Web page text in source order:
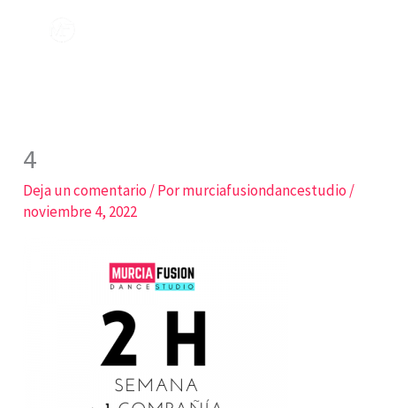
4
Deja un comentario / Pormurciafusiondancestudio /
noviembre 4, 2022